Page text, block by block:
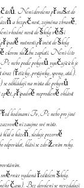
Není dovoleno přinášet do
a bezpečnost, zejména zbraně,
vhodné nosit do školy větší
nutnosti přinést do školy
cílovou službu zaplatí. Není-li to
nebo podle pokynů vyučujících je
(řetízky, prstýnky, spony, atd.).
odkládají na místa dle pokynů
zpět, případně neprodleně ohlásit
hodinami Tv, Pc nebo pro jiné
zaujme své místo.
a kázeň, sleduje pozorně
odpovídat, hlásí se zdvižením ruky.
vydaná ředitelem školy.
času). Bez dovolení se nevzdalují